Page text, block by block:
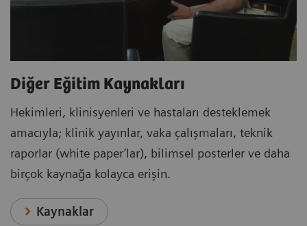
Diğer Eğitim Kaynakları
Hekimleri, klinisyenleri ve hastaları desteklemek
amacıyla; klinik yayınlar, vaka çalışmaları, teknik
raporlar (white paper’lar), bilimsel posterler ve daha
birçok kaynağa kolayca erişin.
Kaynaklar